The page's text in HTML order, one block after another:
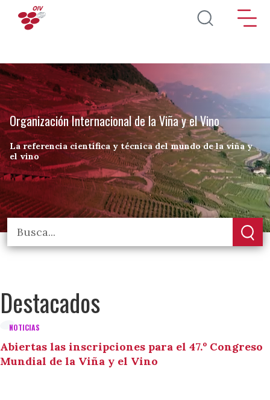
Pasar al contenido principal
Organización Internacional de la Viña y el Vino
La referencia científica y técnica del mundo de la viña y
el vino
Destacados
NOTICIAS
Abiertas las inscripciones para el 47.º Congreso
Mundial de la Viña y el Vino